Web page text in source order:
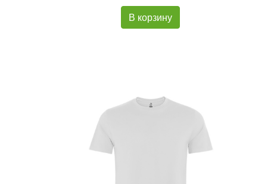
В корзину